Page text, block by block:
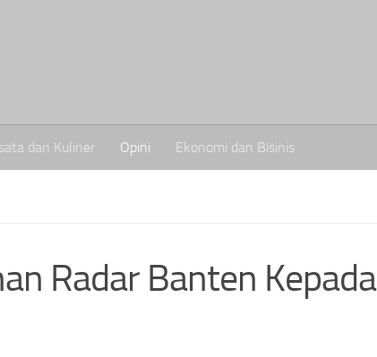
dan Kuliner Opini Ekonomi dan Bisinis
Radar Banten Kepada